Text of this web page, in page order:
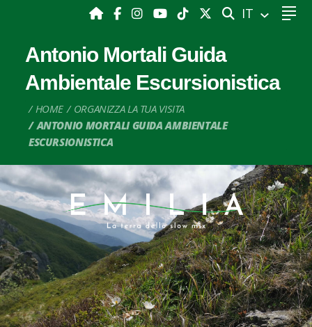
CERCA
IT
Antonio Mortali Guida
Ambientale Escursionistica
HOME
ORGANIZZA LA TUA VISITA
ANTONIO MORTALI GUIDA AMBIENTALE
ESCURSIONISTICA